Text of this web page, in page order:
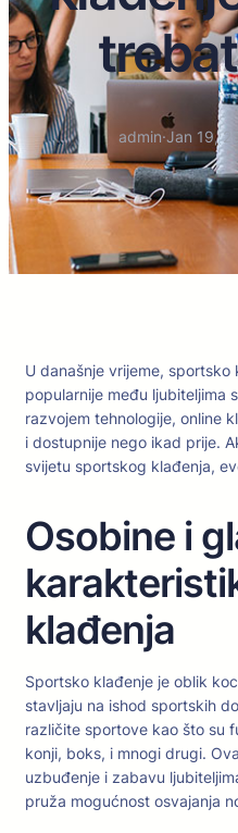
admin·Jan 19,
U današnje vrijeme, sportsko
popularnije među ljubiteljima
razvojem tehnologije, online
i dostupnije nego ikad prije.
svijetu sportskog klađenja,
Osobine i
klađenja
Sportsko klađenje je oblik
stavljaju na ishod sportskih
različite sportove kao što su
konji, boks, i mnogi drugi.
uzbuđenje i zabavu
pruža mogućnost osvajanja